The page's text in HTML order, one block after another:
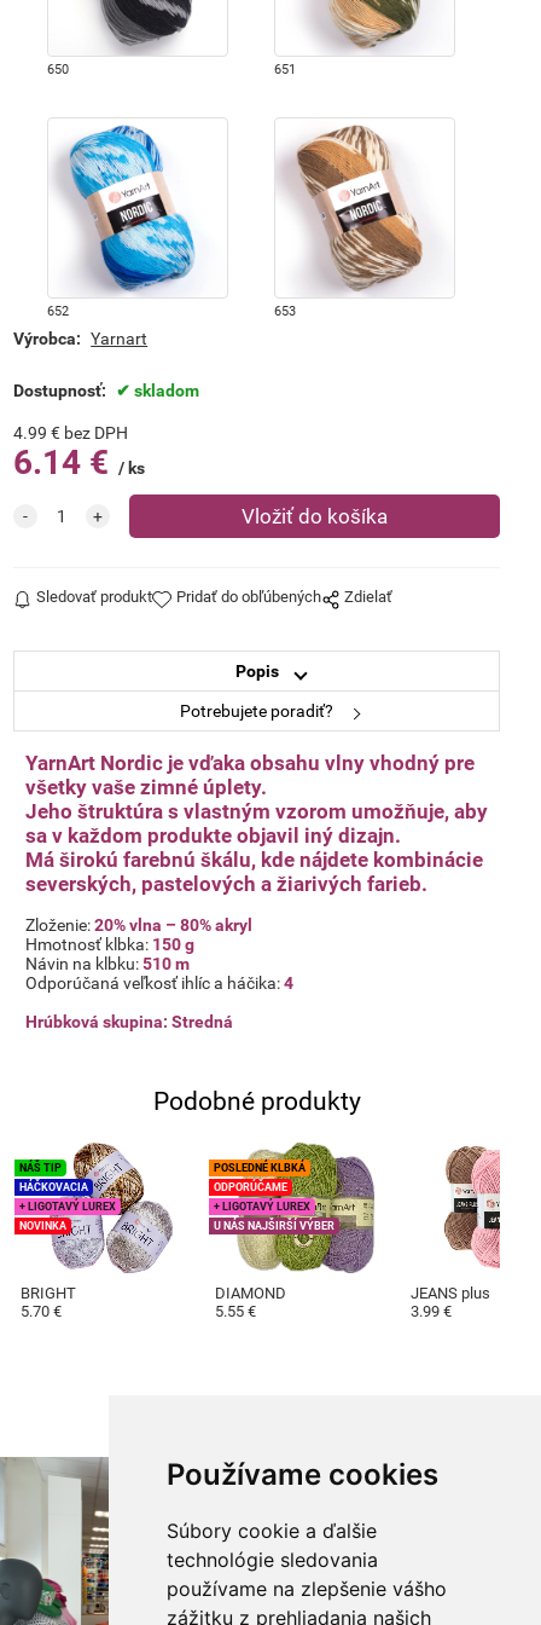
Používame cookies
Súbory cookie a ďalšie
technológie sledovania
používame na zlepšenie vášho
zážitku z prehliadania našich
650 651
652 653
656
663
Výrobca: Yarnart
Dostupnosť: skladom
4.99 € bez DPH
6.14 € ks
Sledovať produkt Pridať do obľúbených Zdielať
Popis
Potrebujete poradiť?
YarnArt Nordic je vďaka obsahu vlny vhodný pre
všetky vaše zimné úplety.
Jeho štruktúra s vlastným vzorom umožňuje, aby
sa v každom produkte objavil iný dizajn.
Má širokú farebnú škálu, kde nájdete kombinácie
severských, pastelových a žiarivých farieb.
Zloženie:20% vlna – 80% akryl
Hmotnosť klbka: 150 g
Návin na klbku:510 m
Odporúčaná veľkosť ihlíc a háčika:4
Hrúbková skupina: Stredná
Podobné produkty
BRIGHT
NÁŠ TIP
HÁČKOVACIA
+ LIGOTAVÝ LUREX
NOVINKA
5.70 €
DIAMOND
POSLEDNÉ KLBKÁ
ODPORÚČAME
+ LIGOTAVÝ LUREX
U NÁS NAJŠIRŠÍ VÝBER
5.55 €
JEANS plus
3.99 €